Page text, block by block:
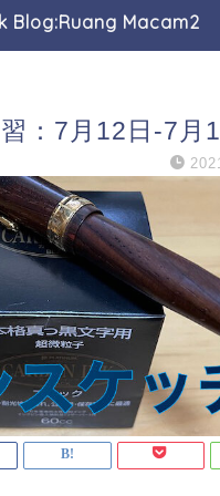
Blog:Ruang Macam2
：7月12日-7月